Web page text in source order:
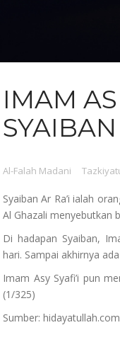
IMAM
Al-Falah Madani
Syaiban Ar Ra’i ialah
Al Ghazali menyebutkan
Di hadapan Syaiban,
hari. Sampai akhirnya
Imam Asy Syafi’i pun
(1/325)
Sumber: hidayatullah.com